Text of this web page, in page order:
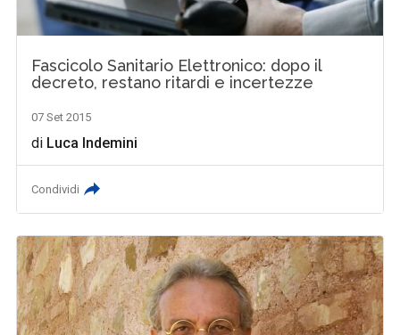
Fascicolo Sanitario Elettronico: dopo il
decreto, restano ritardi e incertezze
07 Set 2015
di Luca Indemini
Condividi